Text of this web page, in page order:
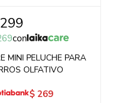
299
con
MINI PELUCHE PARA
OLFATIVO
$ 269